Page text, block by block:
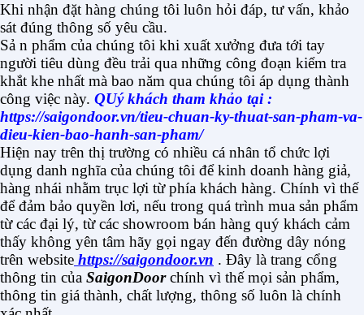
Khi nhận đặt hàng chúng tôi luôn hỏi đáp, tư vấn, khảo
sát đúng thông số yêu cầu.
Sả n phẩm của chúng tôi khi xuất xưởng đưa tới tay
người tiêu dùng đều trải qua những công đoạn kiểm tra
khắt khe nhất mà bao năm qua chúng tôi áp dụng thành
công việc này. QUý khách tham khảo tại :
https://saigondoor.vn/tieu-chuan-ky-thuat-san-pham-va-
dieu-kien-bao-hanh-san-pham/
Hiện nay trên thị trường có nhiều cá nhân tổ chức lợi
dụng danh nghĩa của chúng tôi để kinh doanh hàng giả,
hàng nhái nhằm trục lợi từ phía khách hàng. Chính vì thế
để đảm bảo quyền lơi, nếu trong quá trình mua sản phẩm
từ các đại lý, từ các showroom bán hàng quý khách cảm
thấy không yên tâm hãy gọi ngay đến đường dây nóng
trên website https://saigondoor.vn . Đây là trang cổng
thông tin của SaigonDoor chính vì thế mọi sản phẩm,
thông tin giá thành, chất lượng, thông số luôn là chính